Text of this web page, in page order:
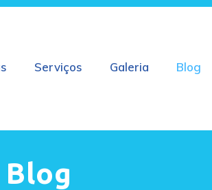
Serviços Galeria Blog
Blog